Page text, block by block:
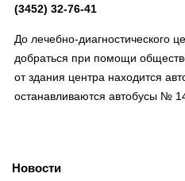
(3452) 32-76-41
До лечебно-диагностического
добраться при помощи
от здания центра находится
останавливаются автобусы №
Новости